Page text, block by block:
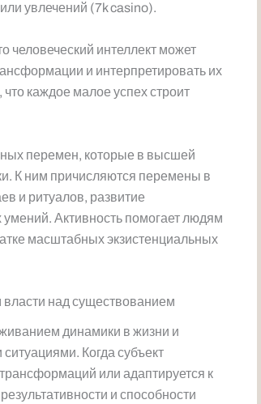
увлечений (7k casino).
человеческий интеллект может
и интерпретировать их
каждое малое успех строит
перемен, которые в высшей
К ним причисляются перемены в
и ритуалов, развитие
Активность помогает людям
масштабных экзистенциальных
над существованием
динамики в жизни и
Когда субъект
или адаптируется к
и способности